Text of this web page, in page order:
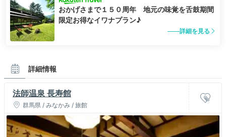
おかげさまで１５０周年 地元の味覚を舌鼓期間
限定お得なイワナプラン♪
詳細を見る
詳細情報
法師温泉 長寿館
群馬県 / みなかみ / 旅館